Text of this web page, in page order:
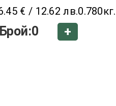
€ / 12.62 лв.
Брой:0 +
0.780кг.